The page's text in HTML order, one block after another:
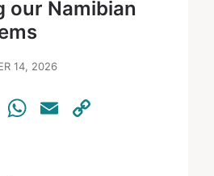
our Namibian
14, 2026
Facebook
WhatsApp
Email